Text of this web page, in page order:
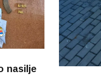
nasilje